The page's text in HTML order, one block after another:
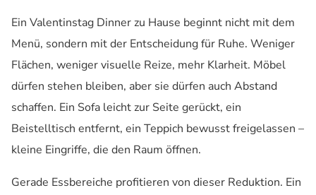
Ein Valentinstag Dinner zu Hause beginnt nicht mit dem
Menü, sondern mit der Entscheidung für Ruhe. Weniger
Flächen, weniger visuelle Reize, mehr Klarheit. Möbel
dürfen stehen bleiben, aber sie dürfen auch Abstand
schaffen. Ein Sofa leicht zur Seite gerückt, ein
Beistelltisch entfernt, ein Teppich bewusst freigelassen –
kleine Eingriffe, die den Raum öffnen.
Gerade Essbereiche profitieren von dieser Reduktion. Ein